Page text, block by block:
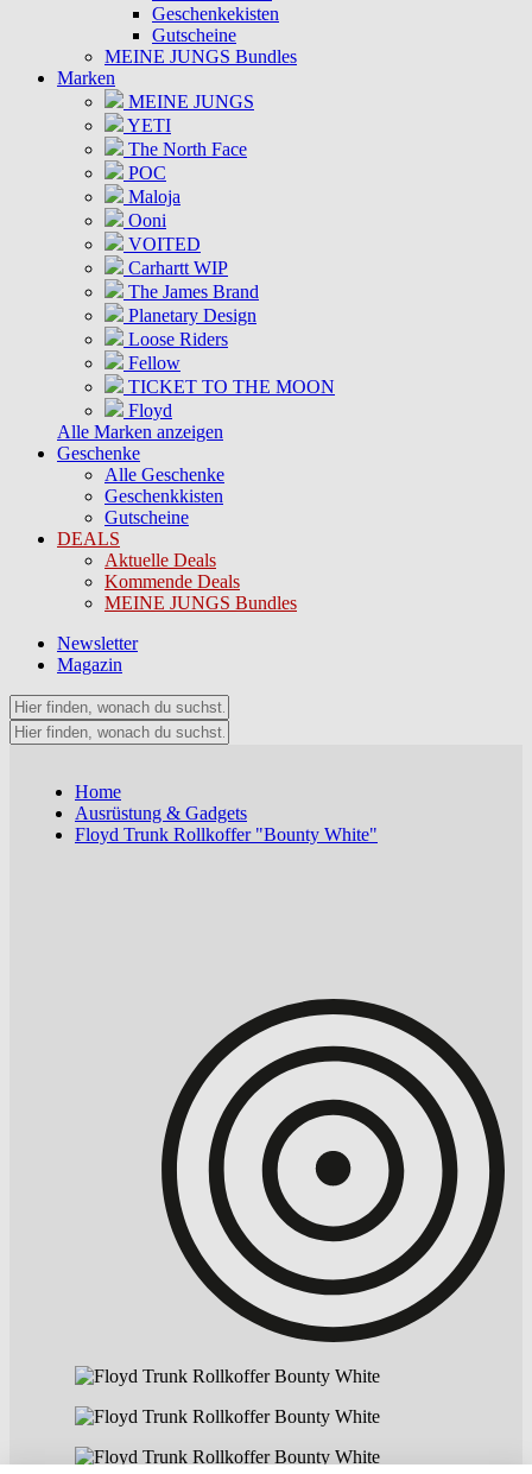
Geschenkekisten
Gutscheine
MEINE JUNGS Bundles
Marken
MEINE JUNGS
YETI
The North Face
POC
Maloja
Ooni
VOITED
Carhartt WIP
The James Brand
Planetary Design
Loose Riders
Fellow
TICKET TO THE MOON
Floyd
Alle Marken anzeigen
Geschenke
Alle Geschenke
Geschenkkisten
Gutscheine
DEALS
Aktuelle Deals
Kommende Deals
MEINE JUNGS Bundles
Newsletter
Magazin
Home
Ausrüstung & Gadgets
Floyd Trunk Rollkoffer "Bounty White"